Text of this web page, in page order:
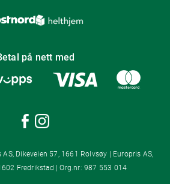
på nett med
Dikeveien 57, 1661 Rolvsøy | Europris AS,
Fredrikstad | Org.nr: 987 553 014